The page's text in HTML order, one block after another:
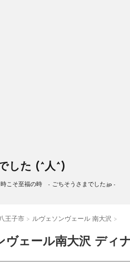
した (^人^)
こそ至福の時 - ごちそうさまでした.jp -
王子市 > ルヴェソンヴェール 南大沢 >
ヴェール南大沢 ディ